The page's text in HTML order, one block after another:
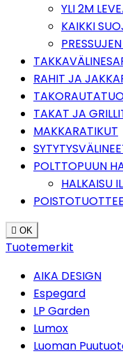
YLI 2M
KAIKKI
RAHIT JA
TAKAT JA
MAKKARATIKUT
POLTTOPUUN
HALKAISU
 OK
Tuotemerkit
AIKA DESIGN
Espegard
LP Garden
Lumox
Luoman